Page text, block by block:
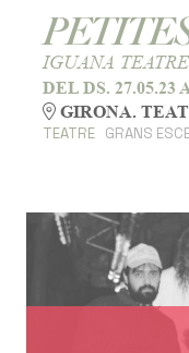
IGUANA TEATRE
DEL DS. 27.05.23
GIRONA.
TEATRE GRANS